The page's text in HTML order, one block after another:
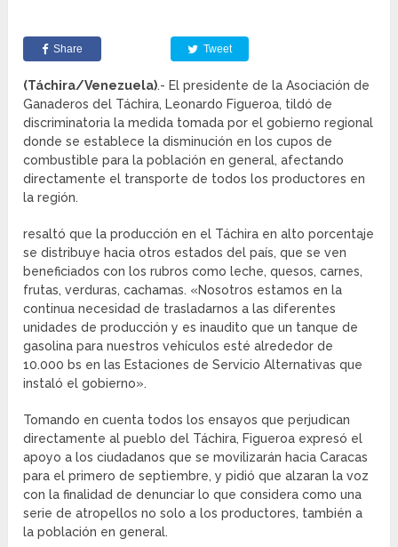
Share Tweet
(Táchira/Venezuela).- El presidente de la Asociación de
Ganaderos del Táchira, Leonardo Figueroa, tildó de
discriminatoria la medida tomada por el gobierno regional
donde se establece la disminución en los cupos de
combustible para la población en general, afectando
directamente el transporte de todos los productores en
la región.
resaltó que la producción en el Táchira en alto porcentaje
se distribuye hacia otros estados del país, que se ven
beneficiados con los rubros como leche, quesos, carnes,
frutas, verduras, cachamas. «Nosotros estamos en la
continua necesidad de trasladarnos a las diferentes
unidades de producción y es inaudito que un tanque de
gasolina para nuestros vehículos esté alrededor de
10.000 bs en las Estaciones de Servicio Alternativas que
instaló el gobierno».
Tomando en cuenta todos los ensayos que perjudican
directamente al pueblo del Táchira, Figueroa expresó el
apoyo a los ciudadanos que se movilizarán hacia Caracas
para el primero de septiembre, y pidió que alzaran la voz
con la finalidad de denunciar lo que considera como una
serie de atropellos no solo a los productores, también a
la población en general.